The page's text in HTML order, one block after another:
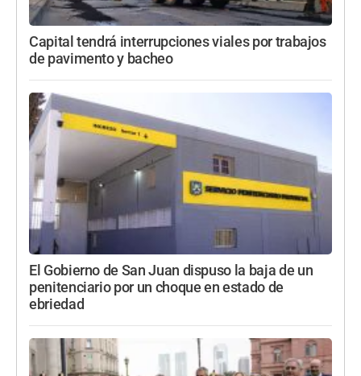
Capital tendrá interrupciones viales por trabajos
de pavimento y bacheo
El Gobierno de San Juan dispuso la baja de un
penitenciario por un choque en estado de
ebriedad